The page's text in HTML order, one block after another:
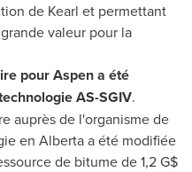
de Kearl et permettant
valeur pour la
pourAspena été
AS-SGIV.
auprès de l'organisme de
en Albertaa été modifiée
de bitume de 1,2 G$